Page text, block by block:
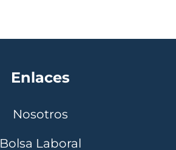
Enlaces
Nosotros
Bolsa Laboral